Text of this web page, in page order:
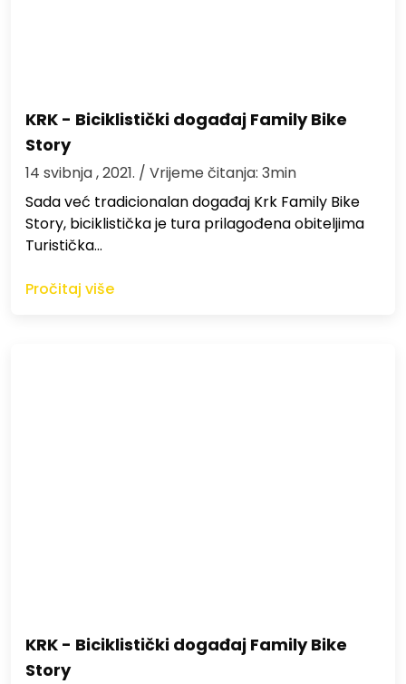
KRK - Biciklistički događaj Family Bike
Story
14 svibnja , 2021. / Vrijeme čitanja: 3min
Sada već tradicionalan događaj Krk Family Bike
Story, biciklistička je tura prilagođena obiteljima
Turistička…
Pročitaj više
KRK - Biciklistički događaj Family Bike
Story